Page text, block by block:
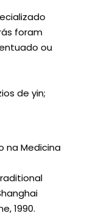
foram
ou
de yin;
na Medicina
1990.